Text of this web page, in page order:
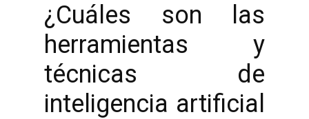
¿Cuáles son las
herramientas y
técnicas de
inteligencia artificial